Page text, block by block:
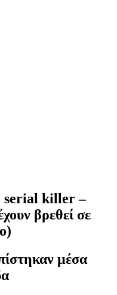
serial killer –
βρεθεί σε
μέσα